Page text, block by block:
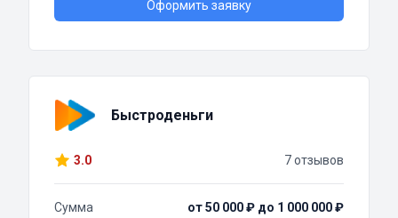
Оформить заявку
Быстроденьги
3.0 7 отзывов
Сумма
от 50 000 ₽ до 1 000 000 ₽